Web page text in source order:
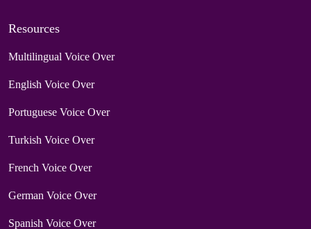
Resources
Multilingual Voice Over
English Voice Over
Portuguese Voice Over
Turkish Voice Over
French Voice Over
German Voice Over
Spanish Voice Over